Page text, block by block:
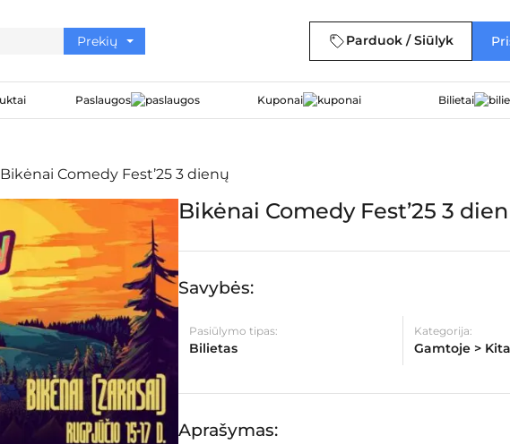
Parduok / Siūlyk
Paslaugos Kuponai Bilietai
Bikėnai Comedy Fest’25 3 dienų
Bikėnai Comedy Fest’25 3
Savybės:
Pasiūlymo tipas:
Bilietas
Kategorija:
Gamtoje > Kita
Aprašymas: